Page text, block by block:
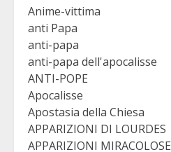
Anime-vittima
anti Papa
anti-papa
anti-papa dell'apocalisse
ANTI-POPE
Apocalisse
Apostasia della Chiesa
APPARIZIONI DI LOURDES
APPARIZIONI MIRACOLOSE